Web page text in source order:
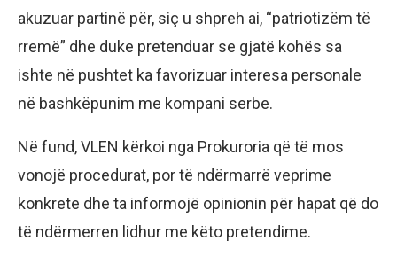
akuzuar partinë për, siç u shpreh ai, “patriotizëm të
rremë” dhe duke pretenduar se gjatë kohës sa
ishte në pushtet ka favorizuar interesa personale
në bashkëpunim me kompani serbe.
Në fund, VLEN kërkoi nga Prokuroria që të mos
vonojë procedurat, por të ndërmarrë veprime
konkrete dhe ta informojë opinionin për hapat që do
të ndërmerren lidhur me këto pretendime.